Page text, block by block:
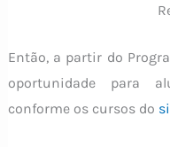
Então, a partir do
oportunidade para
conforme os cursos do